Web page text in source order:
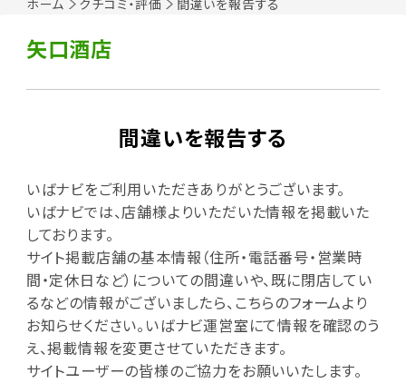
矢口酒店
間違いを報告する
いばナビをご利用いただきありがとうございます。
いばナビでは、店舗様よりいただいた情報を掲載いた
しております。
サイト掲載店舗の基本情報（住所・電話番号・営業時
間・定休日など）についての間違いや、既に閉店してい
るなどの情報がございましたら、こちらのフォームより
お知らせください。いばナビ運営室にて情報を確認のう
え、掲載情報を変更させていただきます。
サイトユーザーの皆様のご協力をお願いいたします。